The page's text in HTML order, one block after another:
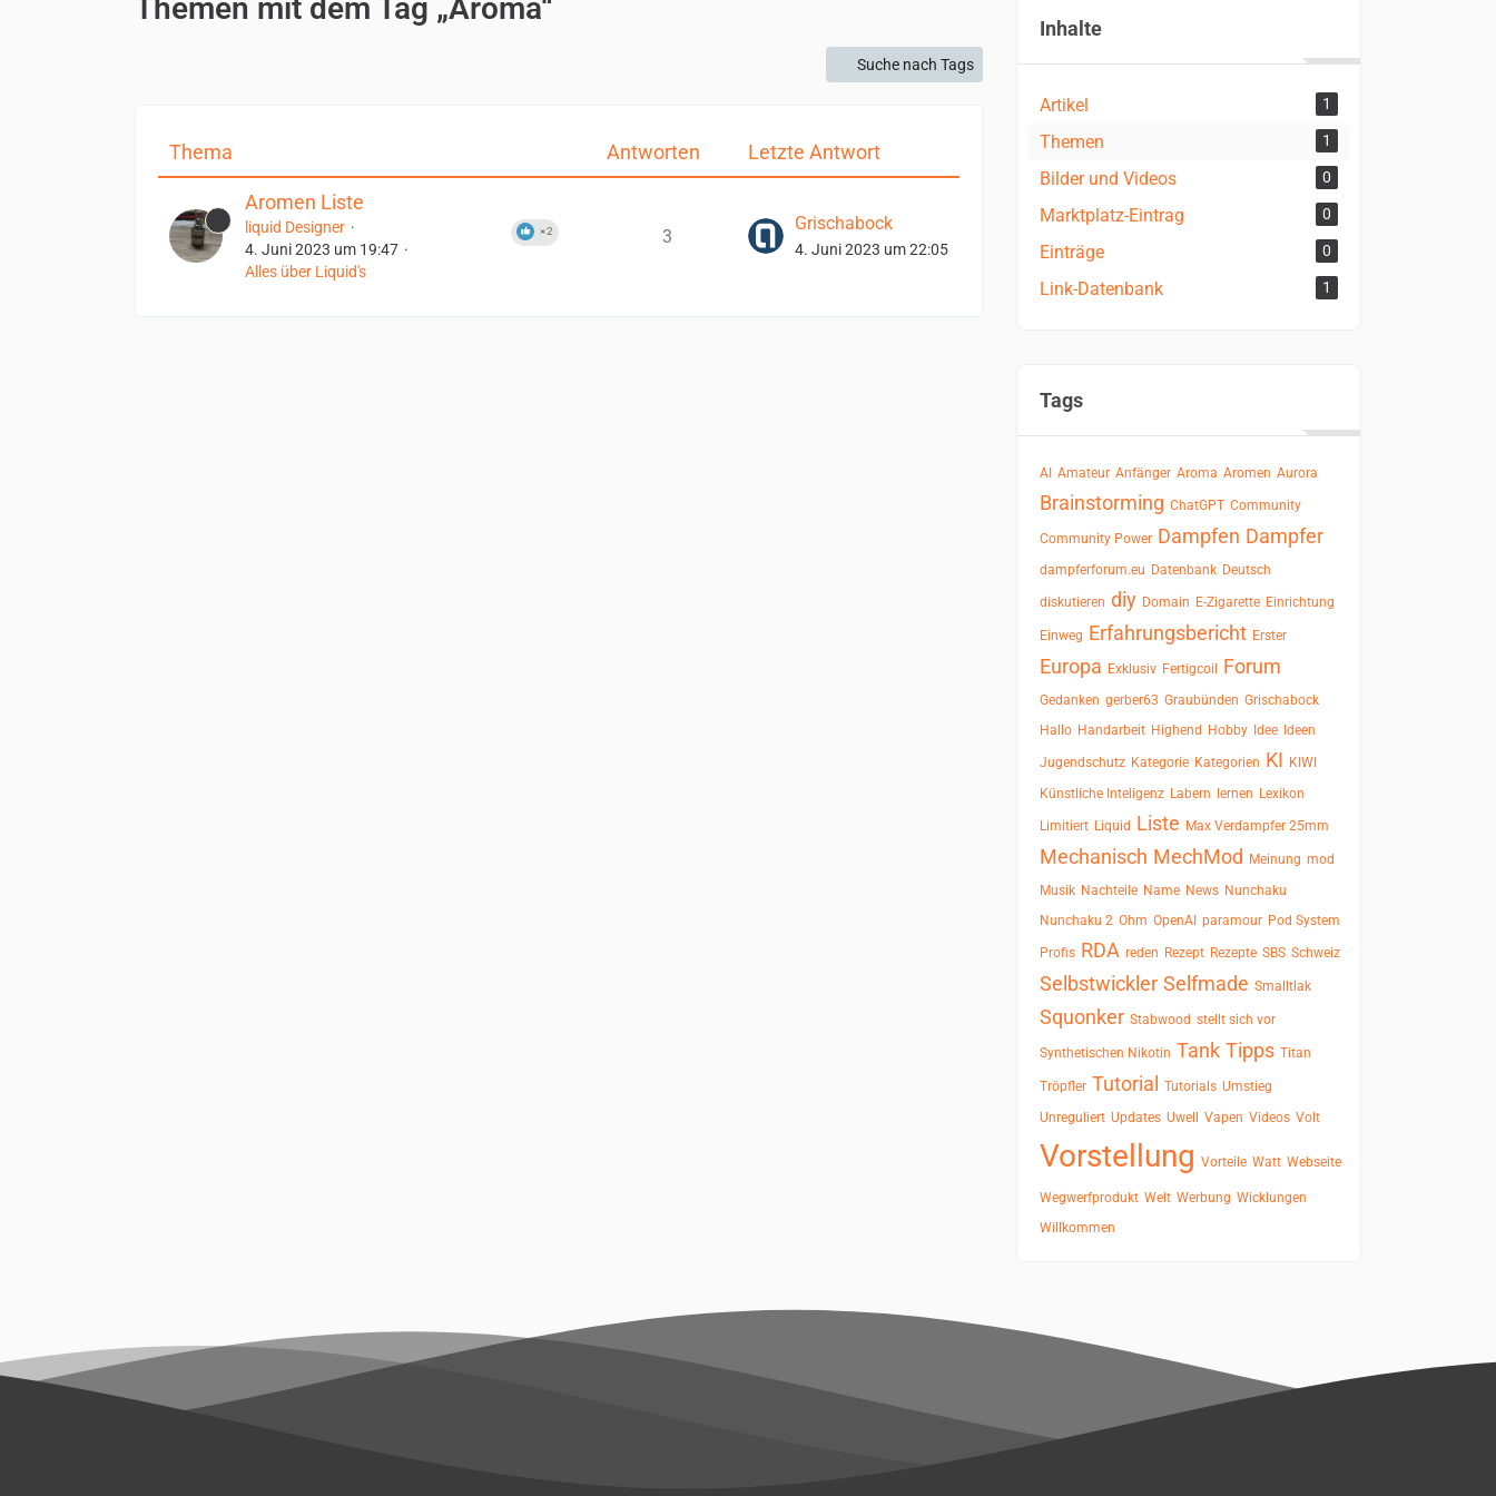
Themen mit dem Tag „Aroma“
Suche nach Tags
Thema Antworten Letzte Antwort
Aromen Liste
2
liquid Designer
4. Juni 2023 um 19:47
Alles über Liquid's
3
Grischabock
4. Juni 2023 um 22:05
Inhalte
Artikel 1
Themen 1
Bilder und Videos 0
Marktplatz-Eintrag 0
Einträge 0
Link-Datenbank 1
Tags
AI Amateur Anfänger Aroma Aromen Aurora
Brainstorming ChatGPT Community
Community Power Dampfen Dampfer
dampferforum.eu Datenbank Deutsch
diskutieren diy Domain E-Zigarette Einrichtung
Einweg Erfahrungsbericht Erster
Europa Exklusiv Fertigcoil Forum
Gedanken gerber63 Graubünden Grischabock
Hallo Handarbeit Highend Hobby Idee Ideen
Jugendschutz Kategorie Kategorien KI KIWI
Künstliche Inteligenz Labern lernen Lexikon
Limitiert Liquid Liste Max Verdampfer 25mm
Mechanisch MechMod Meinung mod
Musik Nachteile Name News Nunchaku
Nunchaku 2 Ohm OpenAI paramour Pod System
Profis RDA reden Rezept Rezepte SBS Schweiz
Selbstwickler Selfmade Smalltlak
Squonker Stabwood stellt sich vor
Synthetischen Nikotin Tank Tipps Titan
Tröpfler Tutorial Tutorials Umstieg
Unreguliert Updates Uwell Vapen Videos Volt
Vorstellung Vorteile Watt Webseite
Wegwerfprodukt Welt Werbung Wicklungen
Willkommen